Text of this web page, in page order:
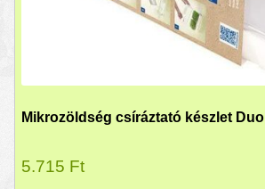
Mikrozöldség csíráztató készlet Duo
5.715 Ft